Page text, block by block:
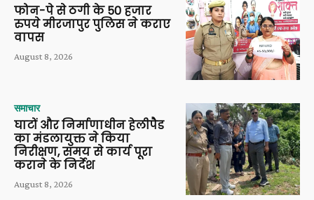
फोन-पे से ठगी के 50 हजार
रुपये मीरजापुर पुलिस ने कराए
वापस
August 8, 2026
समाचार
घाटों और निर्माणाधीन हेलीपैड
का मंडलायुक्त ने किया
निरीक्षण, समय से कार्य पूरा
कराने के निर्देश
August 8, 2026